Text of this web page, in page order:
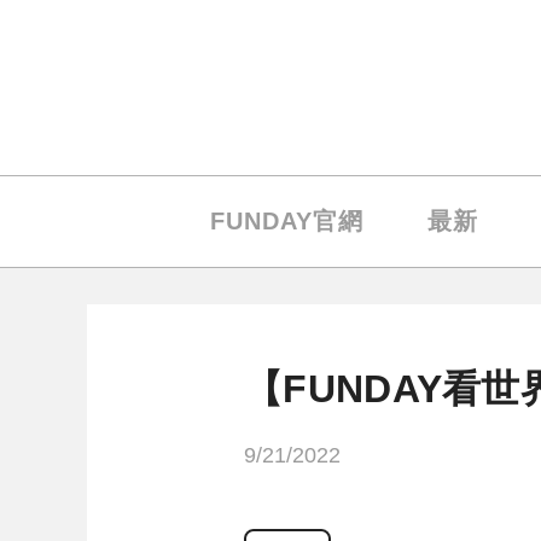
FUNDAY官網 最新
【FUNDAY看
9/21/2022